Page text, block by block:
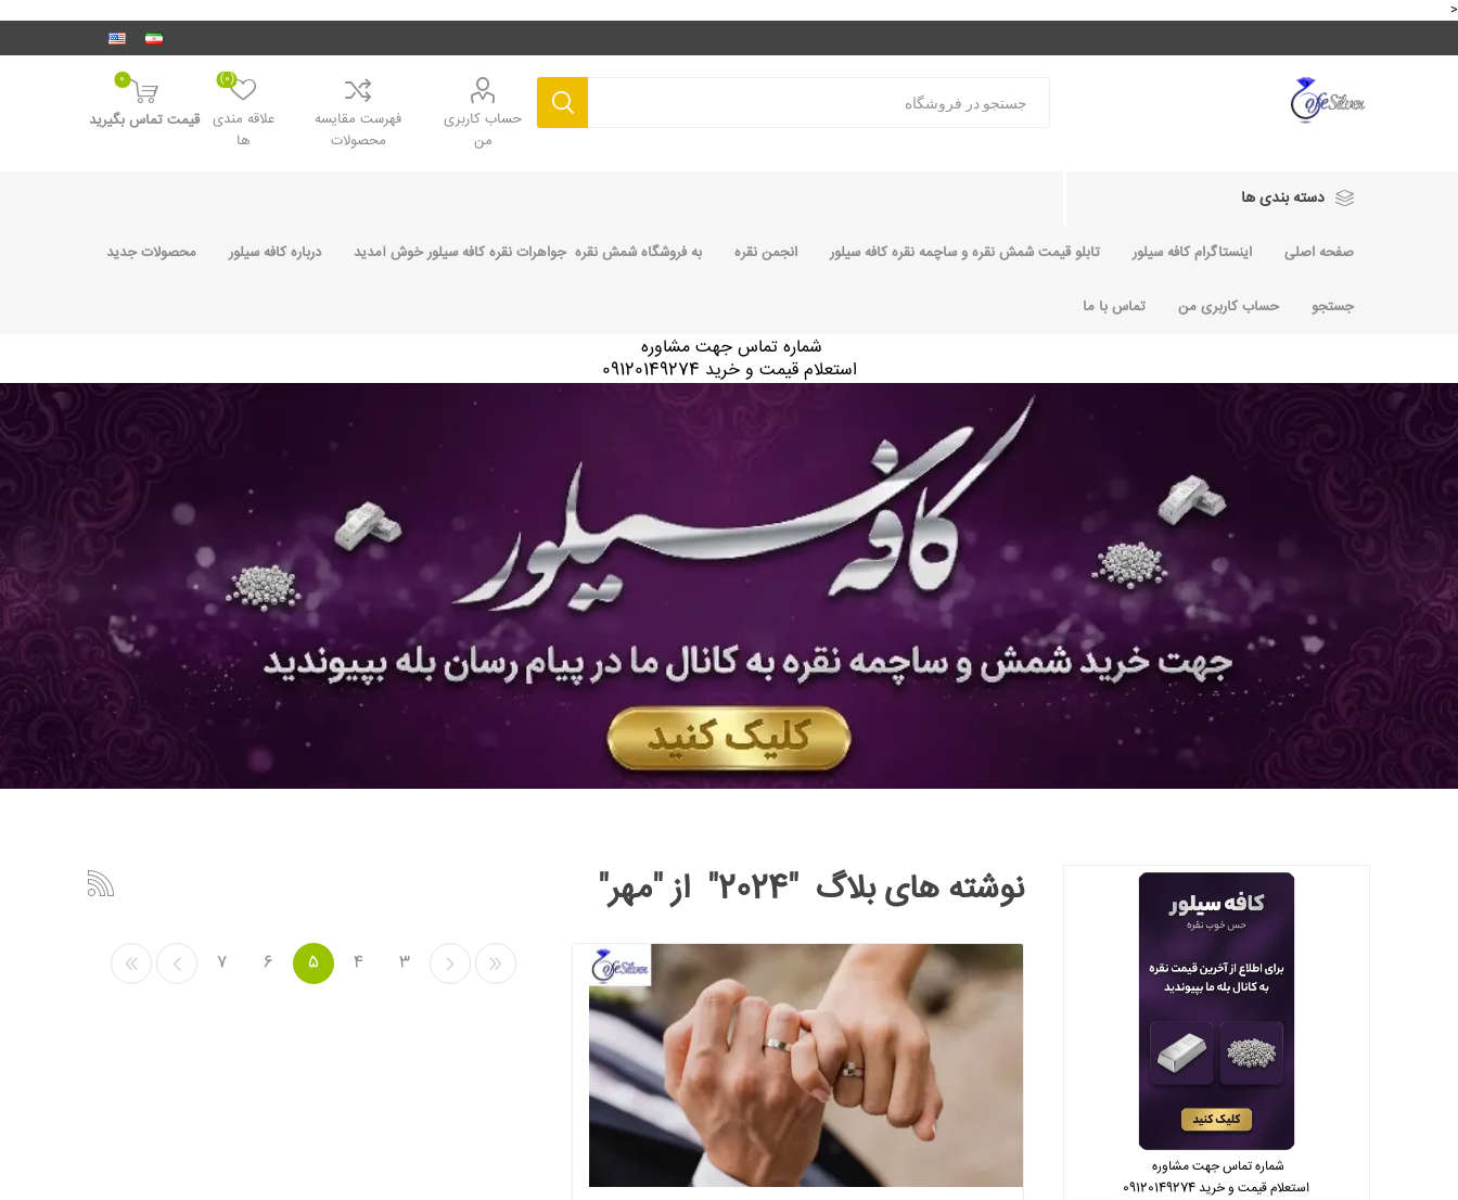
<
حساب کاربری
من
فهرست مقایسه
محصولات
علاقه مندی
ها
(0)
0
قیمت تماس بگیرید
دسته بندی ها
صفحه اصلی اینستاگرام کافه سیلور تابلو قیمت شمش نقره و ساچمه نقره کافه سیلور انجمن نقره به فروشگاه شمش نقره جواهرات نقره کافه سیلور خوش آمدید درباره کافه سیلور محصولات جدید
جستجو حساب کاربری من تماس با ما
شماره تماس جهت مشاوره
استعلام قیمت و خرید 09120149274
نوشته های بلاگ "2024" از "مهر"
3
4
5
6
7
شماره تماس جهت مشاوره
استعلام قیمت و خرید 09120149274